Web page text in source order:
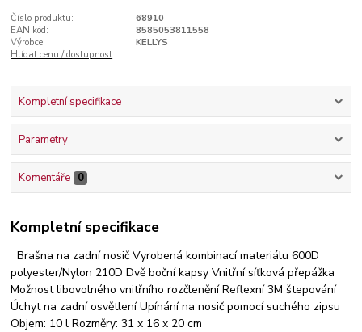
Číslo produktu:
68910
EAN kód:
8585053811558
Výrobce:
KELLYS
Hlídat cenu / dostupnost
Kompletní specifikace
Parametry
Komentáře 0
Kompletní specifikace
Brašna na zadní nosič Vyrobená kombinací materiálu 600D
polyester/Nylon 210D Dvě boční kapsy Vnitřní síťková přepážka
Možnost libovolného vnitřního rozčlenění Reflexní 3M štepování
Úchyt na zadní osvětlení Upínání na nosič pomocí suchého zipsu
Objem: 10 l Rozměry: 31 x 16 x 20 cm